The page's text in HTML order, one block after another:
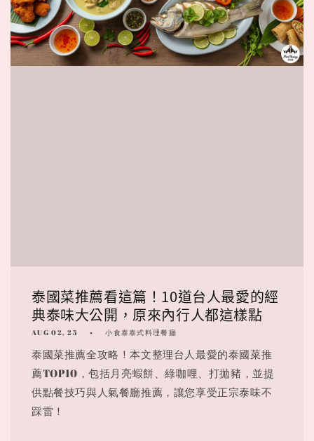
泰國菜推薦看這篇！10道台人最愛的經
典泰味大公開，原來內行人都這樣點
AUG 02, 25 小食泰泰式料理餐廳
泰國菜推薦全攻略！本文整理台人最愛的泰國菜推
薦TOP10，包括月亮蝦餅、綠咖哩、打拋豬，並提
供點餐技巧與人氣餐廳推薦，讓您享受正宗泰味不
踩雷！